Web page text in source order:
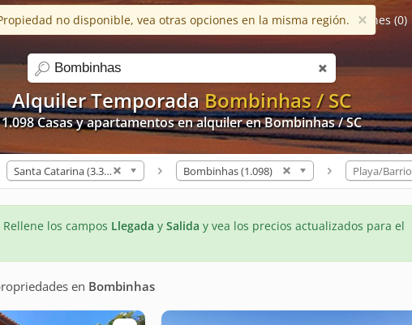
Alquiler TemporadaBombinhas / SC
1.098 Casas y apartamentos en alquiler en Bombinhas / SC
search
Ayuda Apps Blog Favoritos (0) Conversaciones (0)
no disponible, vea otras opciones en la misma región. ×
Santa Catarina (3.321) Bombinhas (1.098) Playa/Barrio
Rellene los campos Llegada y Salida y vea los precios actualizados para el
en Bombinhas